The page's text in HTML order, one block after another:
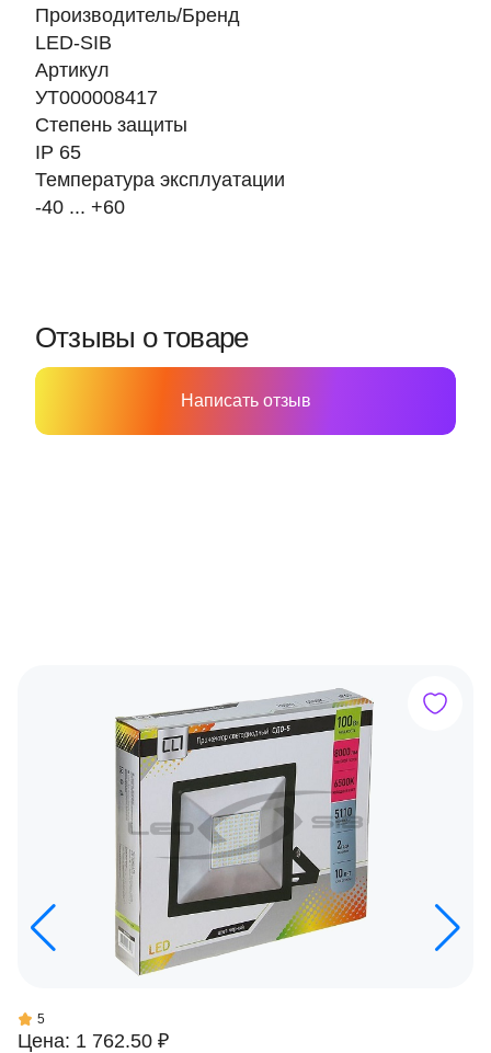
Производитель/Бренд
LED-SIB
Артикул
УТ000008417
Степень защиты
IP 65
Температура эксплуатации
-40 ... +60
Отзывы о товаре
Написать отзыв
Цена: 1 762.50 ₽
5